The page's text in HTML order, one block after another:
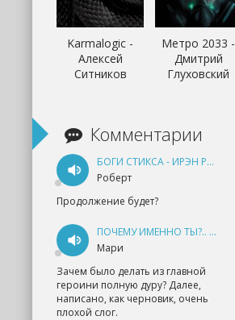
Karmalogic -
Алексей
Ситников
Метро 2033 -
Дмитрий
Глуховский
Комментарии
БОГИ СТИКСА - ИРЭН РУДКЕВИЧ
Роберт
Продолжение будет?
ПОЧЕМУ ИМЕННО ТЫ?.. КНИГА 1 - ЕКАТЕРИНА ЮДИНА
Мари
Зачем было делать из главной
героини полную дуру? Далее,
написано, как черновик, очень
плохой слог.